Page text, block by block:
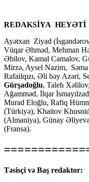
REDAKSİYA HEYƏTİ
Ayətxan Ziyad
Vüqar Əhməd, Mehman
Əbilov, Kamal Camalov,
Mirzə, Aysel Nazim,
Rafailqızı, Əli bəy Azəri,
Gürşadoğlu, Taleh
Ağamməd, İlqar
Murad Eloğlu, Rafiq
(Türkiyə), Khaitov
(Almaniya), Günay
(Fransa).
Təsisçi və Baş redaktor: